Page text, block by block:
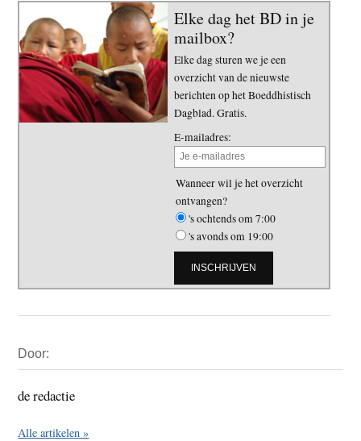
Elke dag het BD in je
mailbox?
Elke dag sturen we je een
overzicht van de nieuwste
berichten op het Boeddhistisch
Dagblad. Gratis.
E-mailadres:
Wanneer wil je het overzicht
ontvangen?
's ochtends om 7:00
's avonds om 19:00
Sidebar
Door:
de redactie
Alle artikelen »